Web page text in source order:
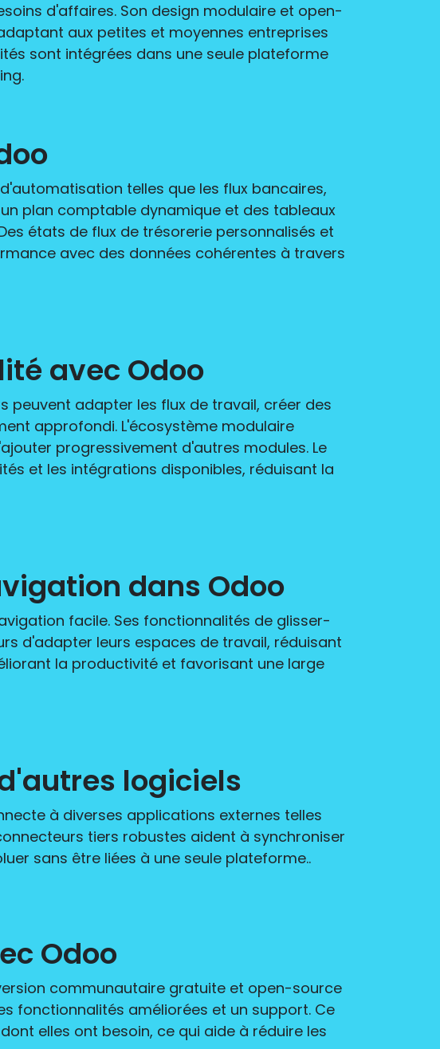
d'affaires. Son design modulaire et open-
aux petites et moyennes entreprises
sont intégrées dans une seule plateforme
telles que les flux bancaires,
plan comptable dynamique et des tableaux
états de flux de trésorerie personnalisés et
avec des données cohérentes à travers
avec Odoo
peuvent adapter les flux de travail, créer des
approfondi. L'écosystème modulaire
progressivement d'autres modules. Le
et les intégrations disponibles, réduisant la
dans Odoo
facile. Ses fonctionnalités de glisser-
d'adapter leurs espaces de travail, réduisant
la productivité et favorisant une large
logiciels
à diverses applications externes telles
tiers robustes aident à synchroniser
sans être liées à une seule plateforme..
Odoo
communautaire gratuite et open-source
fonctionnalités améliorées et un support. Ce
elles ont besoin, ce qui aide à réduire les